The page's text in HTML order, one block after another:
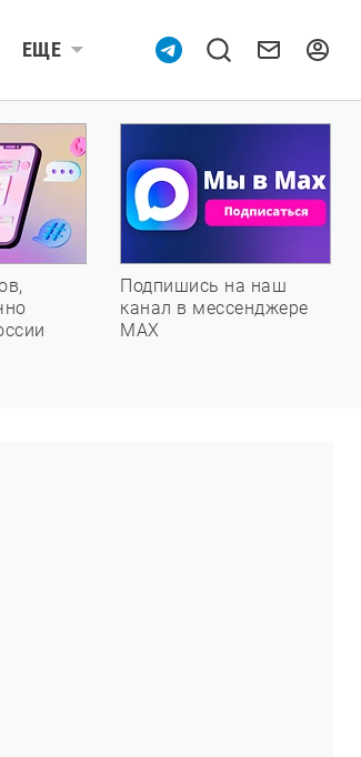
ЕЩЕ
Подпишись на наш
канал в мессенджере
МАХ